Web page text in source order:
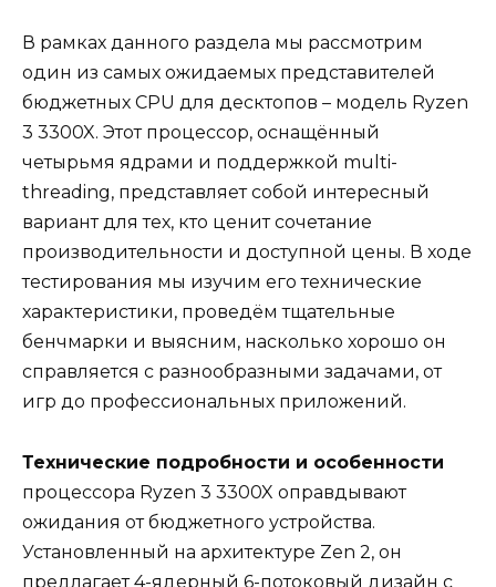
В рамках данного раздела мы рассмотрим
один из самых ожидаемых представителей
бюджетных CPU для десктопов – модель Ryzen
3 3300X. Этот процессор, оснащённый
четырьмя ядрами и поддержкой multi-
threading, представляет собой интересный
вариант для тех, кто ценит сочетание
производительности и доступной цены. В ходе
тестирования мы изучим его технические
характеристики, проведём тщательные
бенчмарки и выясним, насколько хорошо он
справляется с разнообразными задачами, от
игр до профессиональных приложений.
Технические подробности и особенности
процессора Ryzen 3 3300X оправдывают
ожидания от бюджетного устройства.
Установленный на архитектуре Zen 2, он
предлагает 4-ядерный 6-потоковый дизайн с